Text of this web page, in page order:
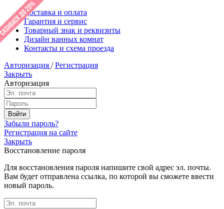
Доставка и оплата
Гарантия и сервис
Товарный знак и реквизиты
Дизайн ванных комнат
Контакты и схема проезда
Авторизация / Регистрация
Закрыть
Авторизация
Забыли пароль?
Регистрация на сайте
Закрыть
Восстановление пароля
Для восстановления пароля напишите свой адрес эл. почты.
Вам будет отправлена ссылка, по которой вы сможете ввести
новый пароль.